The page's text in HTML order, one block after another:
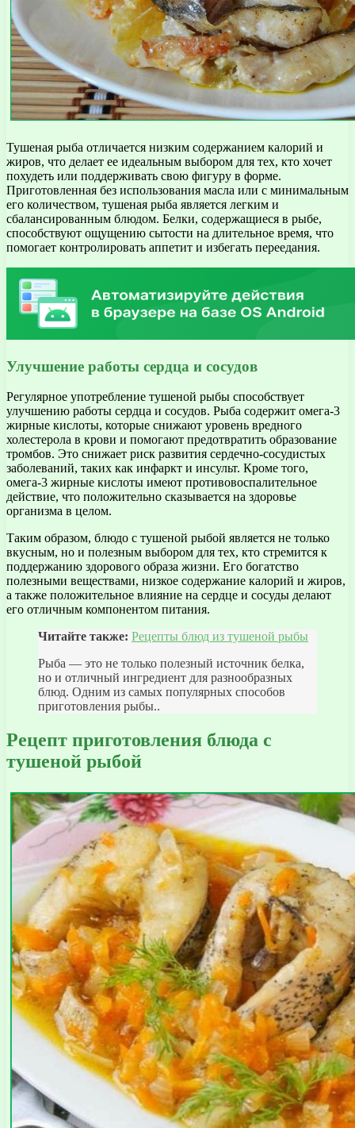
Тушеная рыба отличается низким содержанием калорий и
жиров, что делает ее идеальным выбором для тех, кто хочет
похудеть или поддерживать свою фигуру в форме.
Приготовленная без использования масла или с минимальным
его количеством, тушеная рыба является легким и
сбалансированным блюдом. Белки, содержащиеся в рыбе,
способствуют ощущению сытости на длительное время, что
помогает контролировать аппетит и избегать переедания.
Улучшение работы сердца и сосудов
Регулярное употребление тушеной рыбы способствует
улучшению работы сердца и сосудов. Рыба содержит омега-3
жирные кислоты, которые снижают уровень вредного
холестерола в крови и помогают предотвратить образование
тромбов. Это снижает риск развития сердечно-сосудистых
заболеваний, таких как инфаркт и инсульт. Кроме того,
омега-3 жирные кислоты имеют противовоспалительное
действие, что положительно сказывается на здоровье
организма в целом.
Таким образом, блюдо с тушеной рыбой является не только
вкусным, но и полезным выбором для тех, кто стремится к
поддержанию здорового образа жизни. Его богатство
полезными веществами, низкое содержание калорий и жиров,
а также положительное влияние на сердце и сосуды делают
его отличным компонентом питания.
Читайте также: Рецепты блюд из тушеной рыбы
Рыба — это не только полезный источник белка,
но и отличный ингредиент для разнообразных
блюд. Одним из самых популярных способов
приготовления рыбы..
Рецепт приготовления блюда с
тушеной рыбой